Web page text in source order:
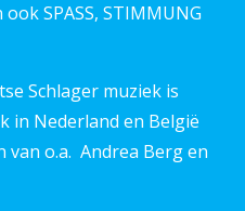
SPASS, STIMMUNG
Schlager muziek is
in Nederland en België
van o.a. Andrea Berg en